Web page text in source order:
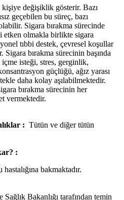
değişiklik gösterir. Bazı
geçebilen bu süreç, bazı
Sigara bırakma sürecinde
etken olmakla birlikte sigara
tıbbi destek, çevresel koşullar
Sigara bırakma sürecinin başında
içme isteği, stres, gerginlik,
güçlüğü, ağız yarası
daha kolay aşılabilmektedir.
bırakma sürecinin her
vermektedir.
: Tütün ve diğer tütün
:
bakmaktadır.
Bakanlığı tarafından temin